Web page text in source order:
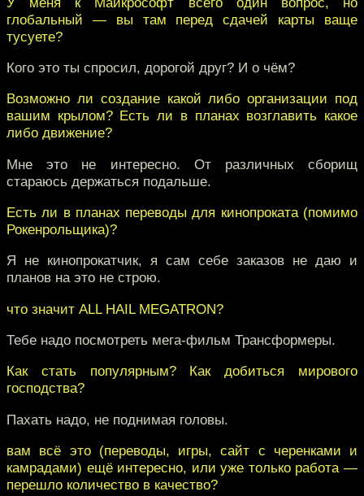
глобальный — вы там перед сдачей карты ваще
тусуете?
Кого это ты спросил, дорогой друг? И о чём?
Возможно ли создание какой либо организации под
вашим крылом? Есть ли в планах возглавить какое
либо движение?
Мне это не интересно. От различных сборищ
стараюсь держаться подальше.
Есть ли в планах переводы для кинопроката (помимо
Рокенрольщика)?
Я не кинопрокатчик, я сам себе заказов не даю и
планов на это не строю.
что значит ALL HAIL MEGATRON?
Тебе надо посмотреть мега-фильм Трансформеры.
Как стать популярным? Как добиться мирового
господства?
Пахать надо, не поднимая головы.
вам всё это (переводы, игры, сайт с черенками и
камрадами) ещё интересно, или уже только работа —
перешло количество в качество?